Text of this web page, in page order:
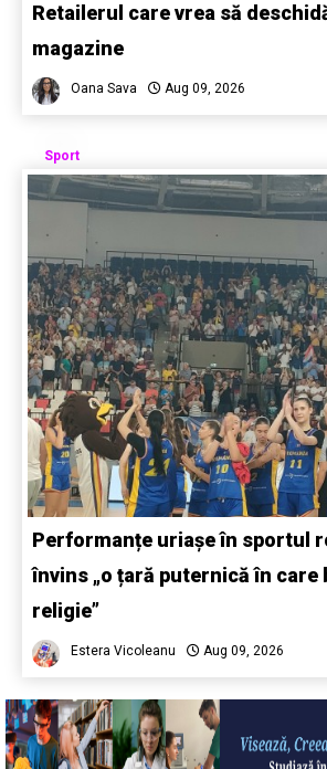
Retailerul care vrea să
magazine
Oana Sava Aug 09, 2026
Sport
Performanțe uriașe în sportul
învins „o țară puternică în care
religie”
Estera Vicoleanu Aug 09, 2026